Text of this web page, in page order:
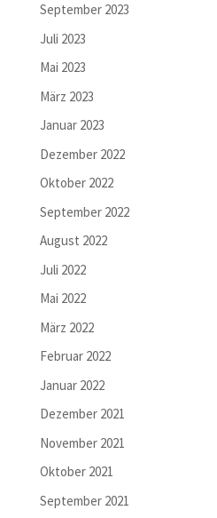
September 2023
Juli 2023
Mai 2023
März 2023
Januar 2023
Dezember 2022
Oktober 2022
September 2022
August 2022
Juli 2022
Mai 2022
März 2022
Februar 2022
Januar 2022
Dezember 2021
November 2021
Oktober 2021
September 2021